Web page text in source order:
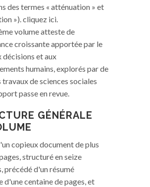
des termes « atténuation » et
»). cliquez ici.
volume atteste de
croissante apportée par le
décisions et aux
humains, explorés par de
de sciences sociales
passe en revue.
GÉNÉRALE
copieux document de plus
structuré en seize
précédé d'un résumé
d'une centaine de pages, et